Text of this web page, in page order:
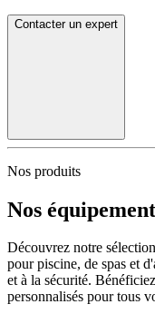
Contacter un expert
Nos produits
Nos
Découvrez notre
pour piscine, de spas et
et à la sécurité.
personnalisés pour tous